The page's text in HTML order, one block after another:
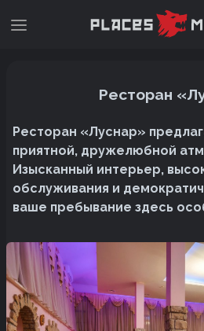
Ресторан
Ресторан «Луснар»
приятной, дружелюбной
Изысканный интерьер,
обслуживания и
ваше пребывание здесь